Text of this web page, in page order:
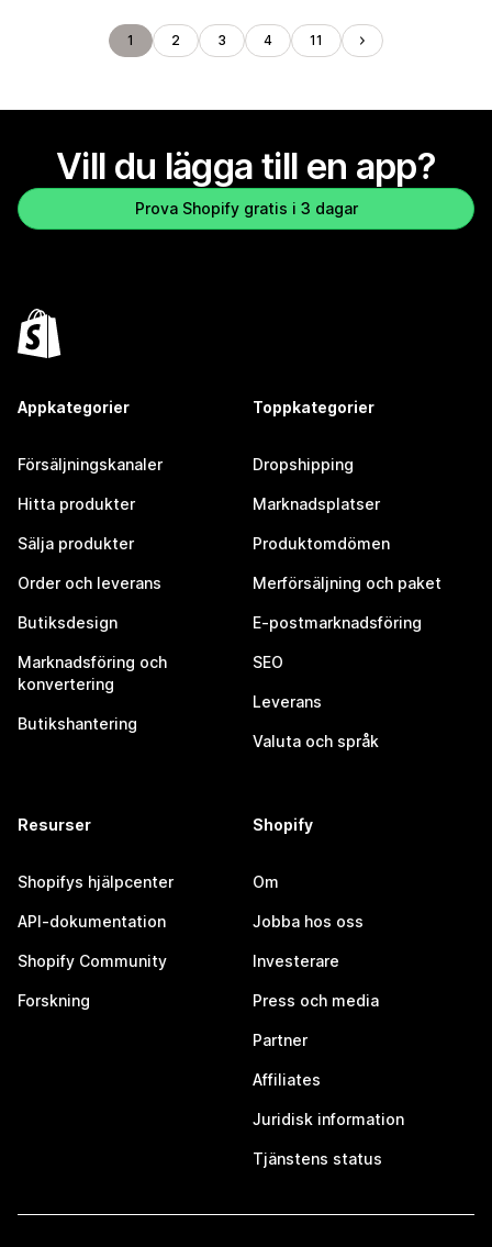
1 2 3 4 11
Vill du lägga till en app?
Prova Shopify gratis i 3 dagar
Appkategorier
Försäljningskanaler
Hitta produkter
Sälja produkter
Order och leverans
Butiksdesign
Marknadsföring och
konvertering
Butikshantering
Toppkategorier
Dropshipping
Marknadsplatser
Produktomdömen
Merförsäljning och paket
E-postmarknadsföring
SEO
Leverans
Valuta och språk
Resurser
Shopifys hjälpcenter
API-dokumentation
Shopify Community
Forskning
Shopify
Om
Jobba hos oss
Investerare
Press och media
Partner
Affiliates
Juridisk information
Tjänstens status